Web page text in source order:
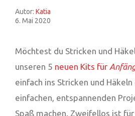
Autor: Katia
6. Mai 2020
Möchtest du Stricken und
unseren 5 neuen Kits für
einfach ins Stricken und
einfachen, entspannenden
Spaß machen. Zweifellos ist